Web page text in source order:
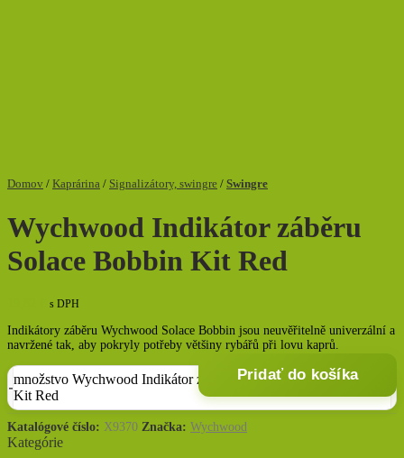
Domov / Kaprárina / Signalizátory, swingre / Swingre
Wychwood Indikátor záběru
Solace Bobbin Kit Red
s DPH
Indikátory záběru Wychwood Solace Bobbin jsou neuvěřitelně univerzální a
navržené tak, aby pokryly potřeby většiny rybářů při lovu kaprů.
množstvo Wychwood Indikátor záběru Solace Bobbin
Kit Red
Pridať do košíka
Katalógové číslo: X9370 Značka: Wychwood
Kategórie